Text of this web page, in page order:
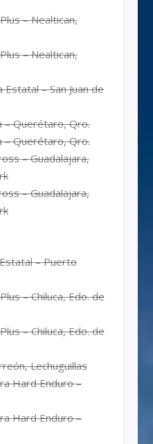
– Nealtican,
– Nealtican,
– San Juan de
– Querétaro, Qro.
– Querétaro, Qro.
– Guadalajara,
– Guadalajara,
– Puerto
– Chiluca, Edo. de
– Chiluca, Edo. de
Lechuguillas
Hard Enduro –
Hard Enduro –